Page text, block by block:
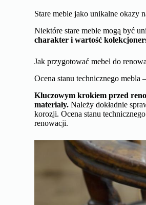
Stare meble jako unikalne okazy
Niektóre stare meble mogą być
charakter i wartość
Jak przygotować mebel do
Ocena stanu technicznego
Kluczowym krokiem przed
materiały. Należy dokładnie
korozji. Ocena stanu
renowacji.